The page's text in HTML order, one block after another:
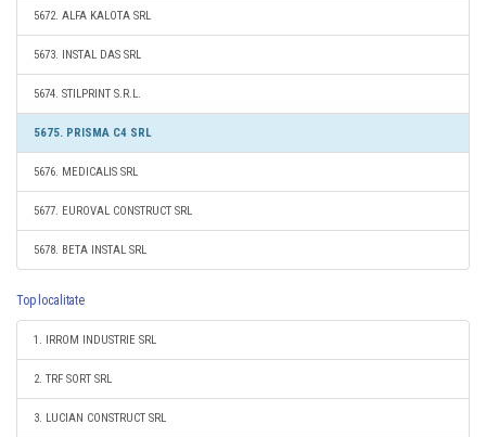
5672. ALFA KALOTA SRL
5673. INSTAL DAS SRL
5674. STILPRINT S.R.L.
5675. PRISMA C4 SRL
5676. MEDICALIS SRL
5677. EUROVAL CONSTRUCT SRL
5678. BETA INSTAL SRL
Top localitate
1. IRROM INDUSTRIE SRL
2. TRF SORT SRL
3. LUCIAN CONSTRUCT SRL